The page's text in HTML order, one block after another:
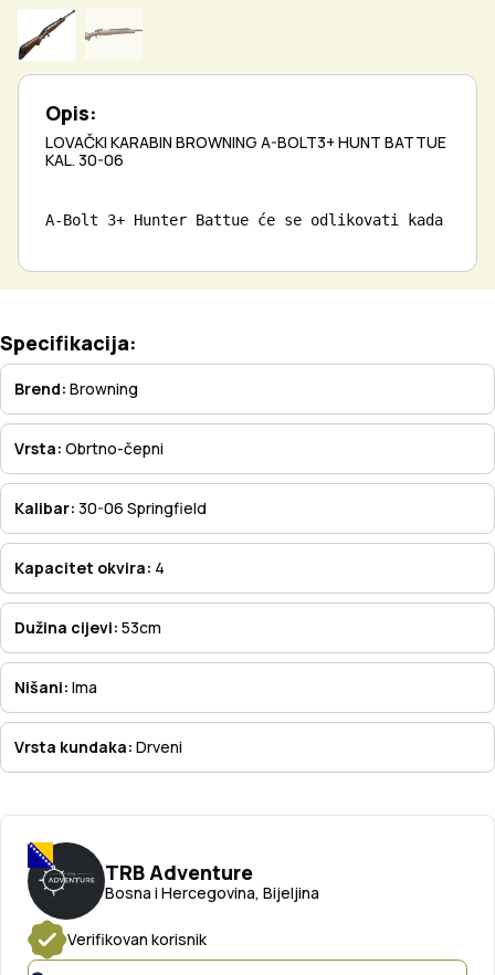
Opis:
LOVAČKI KARABIN BROWNING A-BOLT3+ HUNT BATTUE
KAL. 30-06
A-Bolt 3+ Hunter Battue će se odlikovati kada ste
TRB Adventure
Bosna i Hercegovina, Bijeljina
Verifikovan korisnik
Specifikacija:
Brend: Browning
Vrsta: Obrtno-čepni
Kalibar: 30-06 Springfield
Kapacitet okvira: 4
Dužina cijevi: 53cm
Nišani: Ima
Vrsta kundaka: Drveni